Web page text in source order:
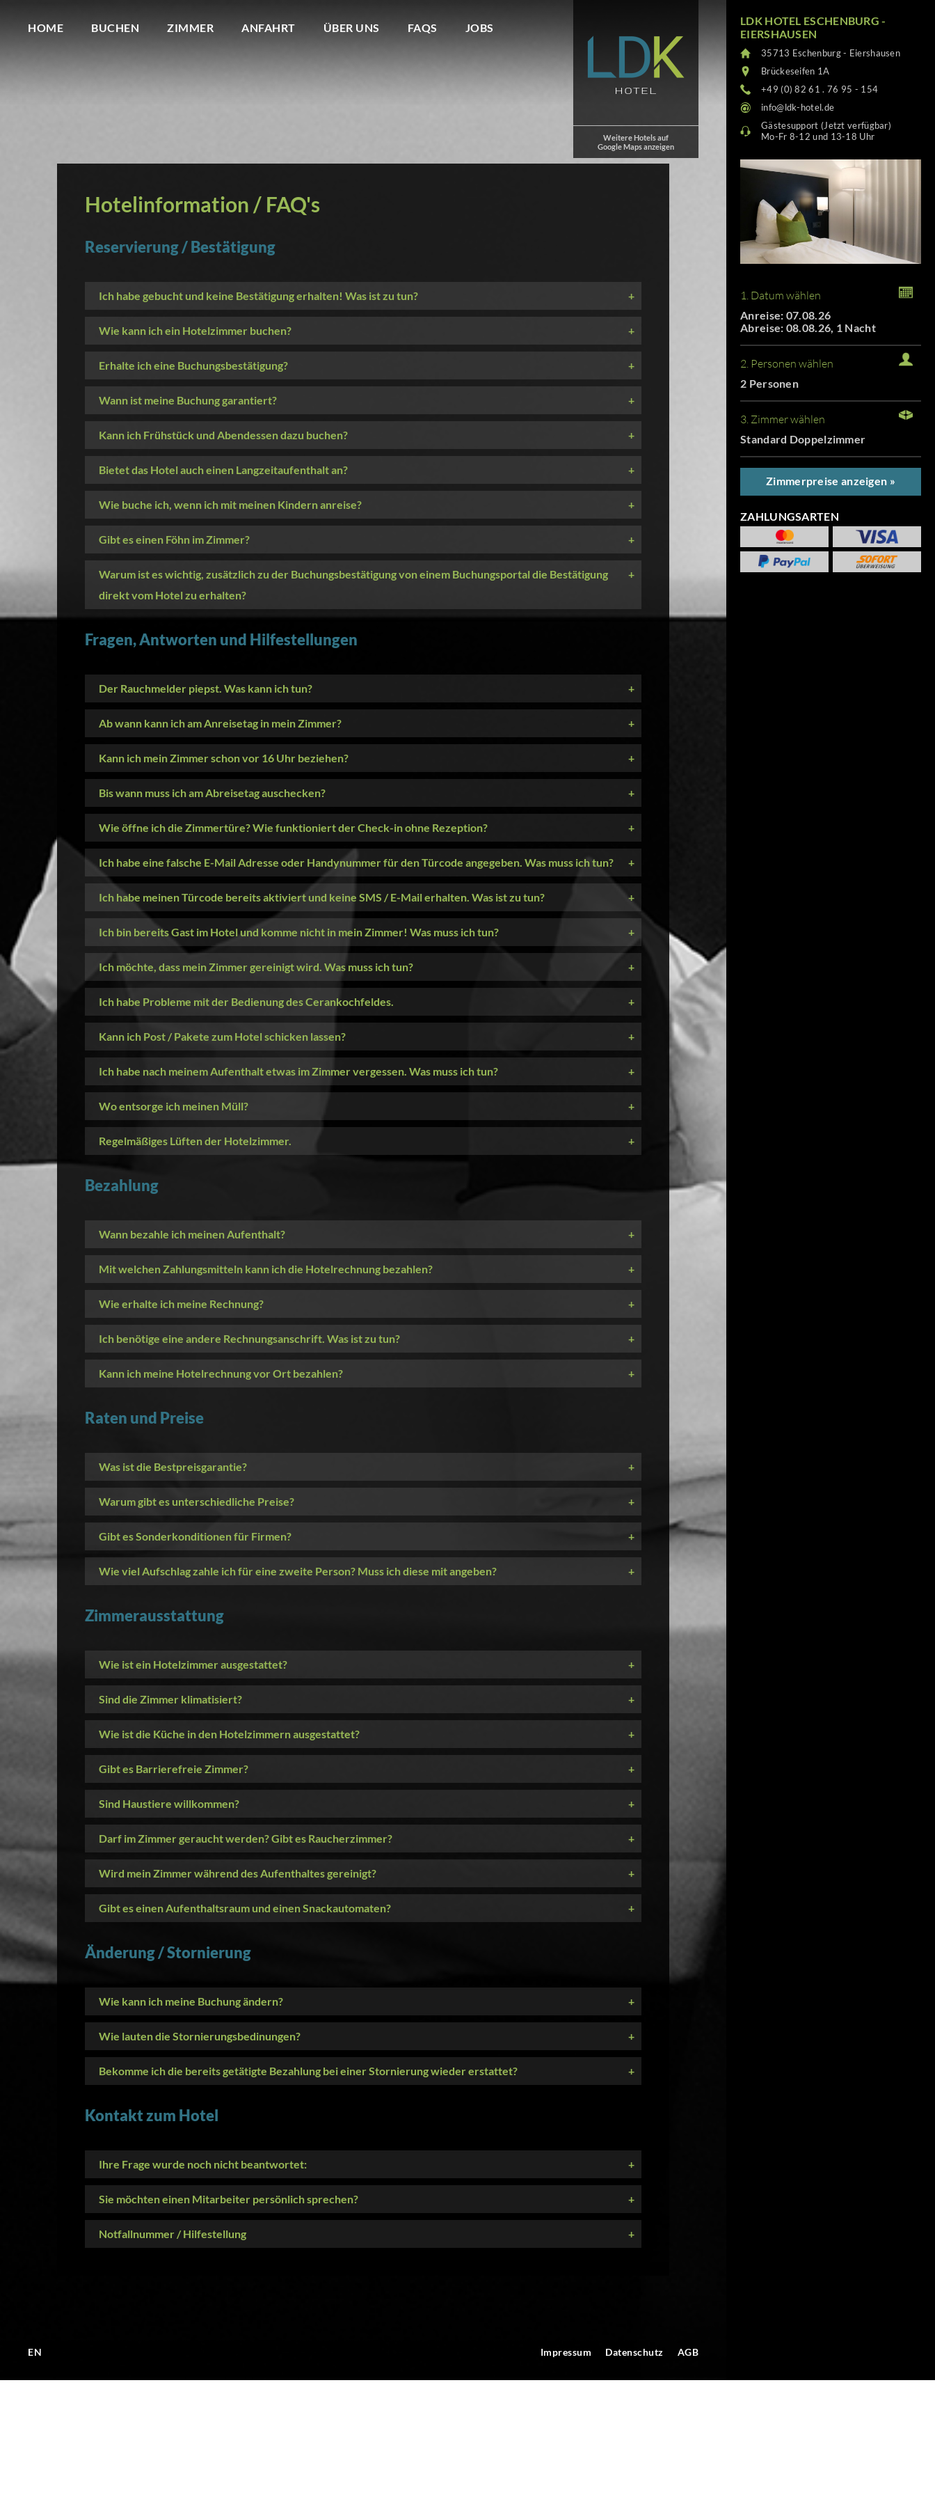
Weitere Hotels auf
Google Maps anzeigen
HOME BUCHEN ZIMMER ANFAHRT ÜBER UNS FAQS JOBS
EN Impressum Datenschutz AGB
Hotelinformation / FAQ's
Reservierung / Bestätigung
Ich habe gebucht und keine Bestätigung erhalten! Was ist zu tun? +
Wie kann ich ein Hotelzimmer buchen? +
Erhalte ich eine Buchungsbestätigung? +
Wann ist meine Buchung garantiert? +
Kann ich Frühstück und Abendessen dazu buchen? +
Bietet das Hotel auch einen Langzeitaufenthalt an? +
Wie buche ich, wenn ich mit meinen Kindern anreise? +
Gibt es einen Föhn im Zimmer? +
Warum ist es wichtig, zusätzlich zu der Buchungsbestätigung von einem Buchungsportal die Bestätigung
direkt vom Hotel zu erhalten?
+
Fragen, Antworten und Hilfestellungen
Der Rauchmelder piepst. Was kann ich tun? +
Ab wann kann ich am Anreisetag in mein Zimmer? +
Kann ich mein Zimmer schon vor 16 Uhr beziehen? +
Bis wann muss ich am Abreisetag auschecken? +
Wie öffne ich die Zimmertüre? Wie funktioniert der Check-in ohne Rezeption? +
Ich habe eine falsche E-Mail Adresse oder Handynummer für den Türcode angegeben. Was muss ich tun? +
Ich habe meinen Türcode bereits aktiviert und keine SMS / E-Mail erhalten. Was ist zu tun? +
Ich bin bereits Gast im Hotel und komme nicht in mein Zimmer! Was muss ich tun? +
Ich möchte, dass mein Zimmer gereinigt wird. Was muss ich tun? +
Ich habe Probleme mit der Bedienung des Cerankochfeldes. +
Kann ich Post / Pakete zum Hotel schicken lassen? +
Ich habe nach meinem Aufenthalt etwas im Zimmer vergessen. Was muss ich tun? +
Wo entsorge ich meinen Müll? +
Regelmäßiges Lüften der Hotelzimmer. +
Bezahlung
Wann bezahle ich meinen Aufenthalt? +
Mit welchen Zahlungsmitteln kann ich die Hotelrechnung bezahlen? +
Wie erhalte ich meine Rechnung? +
Ich benötige eine andere Rechnungsanschrift. Was ist zu tun? +
Kann ich meine Hotelrechnung vor Ort bezahlen? +
Raten und Preise
Was ist die Bestpreisgarantie? +
Warum gibt es unterschiedliche Preise? +
Gibt es Sonderkonditionen für Firmen? +
Wie viel Aufschlag zahle ich für eine zweite Person? Muss ich diese mit angeben? +
Zimmerausstattung
Wie ist ein Hotelzimmer ausgestattet? +
Sind die Zimmer klimatisiert? +
Wie ist die Küche in den Hotelzimmern ausgestattet? +
Gibt es Barrierefreie Zimmer? +
Sind Haustiere willkommen? +
Darf im Zimmer geraucht werden? Gibt es Raucherzimmer? +
Wird mein Zimmer während des Aufenthaltes gereinigt? +
Gibt es einen Aufenthaltsraum und einen Snackautomaten? +
Änderung / Stornierung
Wie kann ich meine Buchung ändern? +
Wie lauten die Stornierungsbedinungen? +
Bekomme ich die bereits getätigte Bezahlung bei einer Stornierung wieder erstattet? +
Kontakt zum Hotel
Ihre Frage wurde noch nicht beantwortet: +
Sie möchten einen Mitarbeiter persönlich sprechen? +
Notfallnummer / Hilfestellung +
LDK HOTEL ESCHENBURG -
EIERSHAUSEN
35713 Eschenburg - Eiershausen
Brückeseifen 1A
+49 (0) 82 61 . 76 95 - 154
info@ldk-hotel.de
Gästesupport (Jetzt verfügbar)
Mo-Fr 8-12 und 13-18 Uhr
1. Datum wählen
Anreise: 07.08.26
Abreise: 08.08.26, 1 Nacht
2. Personen wählen
2 Personen
3. Zimmer wählen
Standard Doppelzimmer
Zimmerpreise anzeigen »
ZAHLUNGSARTEN